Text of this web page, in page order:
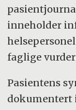
inneholder
faglige
Pasientens
dokumentert